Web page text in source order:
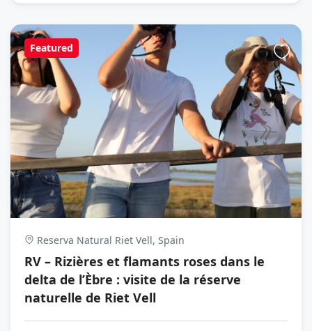
Featured
Reserva Natural Riet Vell, Spain
RV – Rizières et flamants roses dans le
delta de l’Èbre : visite de la réserve
naturelle de Riet Vell